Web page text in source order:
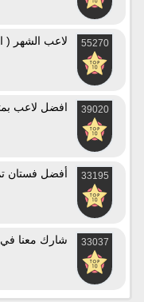
55270 لاعب الشهر (
39020 افضل لاعب
33195 أفضل فستان
33037 شارك معنا في